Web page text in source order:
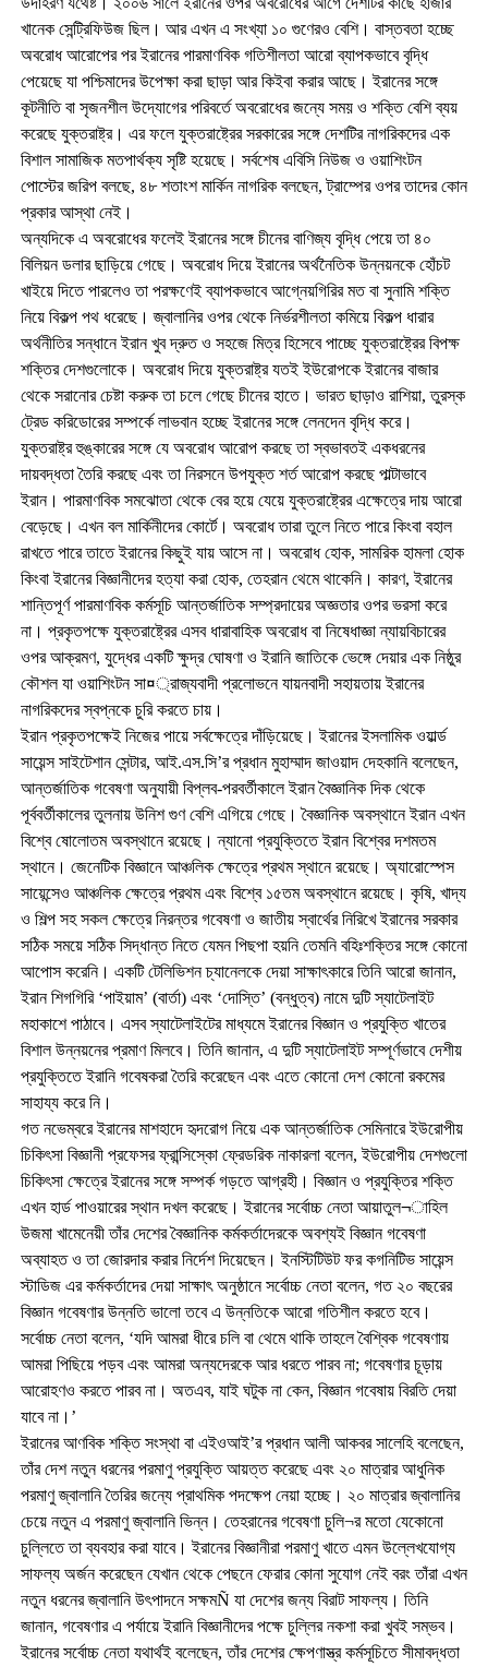
খানেক সেন্ট্রিফিউজ ছিল। আর এখন এ সংখ্যা ১০ গুণেরও বেশি। বাস্তবতা হচ্ছে
অবরোধ আরোপের পর ইরানের পারমাণবিক গতিশীলতা আরো ব্যাপকভাবে বৃদ্ধি
পেয়েছে যা পশ্চিমাদের উপেক্ষা করা ছাড়া আর কিইবা করার আছে। ইরানের সঙ্গে
কূটনীতি বা সৃজনশীল উদ্যোগের পরিবর্তে অবরোধের জন্যে সময় ও শক্তি বেশি ব্যয়
করেছে যুক্তরাষ্ট্র। এর ফলে যুক্তরাষ্ট্রের সরকারের সঙ্গে দেশটির নাগরিকদের এক
বিশাল সামাজিক মতপার্থক্য সৃষ্টি হয়েছে। সর্বশেষ এবিসি নিউজ ও ওয়াশিংটন
পোস্টের জরিপ বলছে, ৪৮ শতাংশ মার্কিন নাগরিক বলছেন, ট্রাম্পের ওপর তাদের কোন
প্রকার আস্থা নেই।
অন্যদিকে এ অবরোধের ফলেই ইরানের সঙ্গে চীনের বাণিজ্য বৃদ্ধি পেয়ে তা ৪০
বিলিয়ন ডলার ছাড়িয়ে গেছে। অবরোধ দিয়ে ইরানের অর্থনৈতিক উন্নয়নকে হোঁচট
খাইয়ে দিতে পারলেও তা পরক্ষণেই ব্যাপকভাবে আগ্নেয়গিরির মত বা সুনামি শক্তি
নিয়ে বিকল্প পথ ধরেছে। জ্বালানির ওপর থেকে নির্ভরশীলতা কমিয়ে বিকল্প ধারার
অর্থনীতির সন্ধানে ইরান খুব দ্রুত ও সহজে মিত্র হিসেবে পাচ্ছে যুক্তরাষ্ট্রের বিপক্ষ
শক্তির দেশগুলোকে। অবরোধ দিয়ে যুক্তরাষ্ট্র যতই ইউরোপকে ইরানের বাজার
থেকে সরানোর চেষ্টা করুক তা চলে গেছে চীনের হাতে। ভারত ছাড়াও রাশিয়া, তুরস্ক
ট্রেড করিডোরের সম্পর্কে লাভবান হচ্ছে ইরানের সঙ্গে লেনদেন বৃদ্ধি করে।
যুক্তরাষ্ট্র হুঙ্কারের সঙ্গে যে অবরোধ আরোপ করছে তা স্বভাবতই একধরনের
দায়বদ্ধতা তৈরি করছে এবং তা নিরসনে উপযুক্ত শর্ত আরোপ করছে পাল্টাভাবে
ইরান। পারমাণবিক সমঝোতা থেকে বের হয়ে যেয়ে যুক্তরাষ্ট্রের এক্ষেত্রে দায় আরো
বেড়েছে। এখন বল মার্কিনীদের কোর্টে। অবরোধ তারা তুলে নিতে পারে কিংবা বহাল
রাখতে পারে তাতে ইরানের কিছুই যায় আসে না। অবরোধ হোক, সামরিক হামলা হোক
কিংবা ইরানের বিজ্ঞানীদের হত্যা করা হোক, তেহরান থেমে থাকেনি। কারণ, ইরানের
শান্তিপূর্ণ পারমাণবিক কর্মসূচি আন্তর্জাতিক সম্প্রদায়ের অজ্ঞতার ওপর ভরসা করে
না। প্রকৃতপক্ষে যুক্তরাষ্ট্রের এসব ধারাবাহিক অবরোধ বা নিষেধাজ্ঞা ন্যায়বিচারের
ওপর আক্রমণ, যুদ্ধের একটি ক্ষুদ্র ঘোষণা ও ইরানি জাতিকে ভেঙ্গে দেয়ার এক নিষ্ঠুর
কৌশল যা ওয়াশিংটন সা¤্রাজ্যবাদী প্রলোভনে যায়নবাদী সহায়তায় ইরানের
নাগরিকদের স্বপ্নকে চুরি করতে চায়।
ইরান প্রকৃতপক্ষেই নিজের পায়ে সর্বক্ষেত্রে দাঁড়িয়েছে। ইরানের ইসলামিক ওয়ার্ল্ড
সায়েন্স সাইটেশান সেন্টার, আই.এস.সি’র প্রধান মুহাম্মাদ জাওয়াদ দেহকানি বলেছেন,
আন্তর্জাতিক গবেষণা অনুযায়ী বিপ্লব-পরবর্তীকালে ইরান বৈজ্ঞানিক দিক থেকে
পূর্ববর্তীকালের তুলনায় উনিশ গুণ বেশি এগিয়ে গেছে। বৈজ্ঞানিক অবস্থানে ইরান এখন
বিশ্বে ষোলোতম অবস্থানে রয়েছে। ন্যানো প্রযুক্তিতে ইরান বিশ্বের দশমতম
স্থানে। জেনেটিক বিজ্ঞানে আঞ্চলিক ক্ষেত্রে প্রথম স্থানে রয়েছে। অ্যারোস্পেস
সায়েন্সেও আঞ্চলিক ক্ষেত্রে প্রথম এবং বিশ্বে ১৫তম অবস্থানে রয়েছে। কৃষি, খাদ্য
ও শিল্প সহ সকল ক্ষেত্রে নিরন্তর গবেষণা ও জাতীয় স্বার্থের নিরিখে ইরানের সরকার
সঠিক সময়ে সঠিক সিদ্ধান্ত নিতে যেমন পিছপা হয়নি তেমনি বহিঃশক্তির সঙ্গে কোনো
আপোস করেনি। একটি টেলিভিশন চ্যানেলকে দেয়া সাক্ষাৎকারে তিনি আরো জানান,
ইরান শিগগিরি ‘পাইয়াম’ (বার্তা) এবং ‘দোস্তি’ (বন্ধুত্ব) নামে দুটি স্যাটেলাইট
মহাকাশে পাঠাবে। এসব স্যাটেলাইটের মাধ্যমে ইরানের বিজ্ঞান ও প্রযুক্তি খাতের
বিশাল উন্নয়নের প্রমাণ মিলবে। তিনি জানান, এ দুটি স্যাটেলাইট সম্পূর্ণভাবে দেশীয়
প্রযুক্তিতে ইরানি গবেষকরা তৈরি করেছেন এবং এতে কোনো দেশ কোনো রকমের
সাহায্য করে নি।
গত নভেম্বরে ইরানের মাশহাদে হৃদরোগ নিয়ে এক আন্তর্জাতিক সেমিনারে ইউরোপীয়
চিকিৎসা বিজ্ঞানী প্রফেসর ফ্রান্সিস্কো ফ্রেডরিক নাকারলা বলেন, ইউরোপীয় দেশগুলো
চিকিৎসা ক্ষেত্রে ইরানের সঙ্গে সম্পর্ক গড়তে আগ্রহী। বিজ্ঞান ও প্রযুক্তির শক্তি
এখন হার্ড পাওয়ারের স্থান দখল করেছে। ইরানের সর্বোচ্চ নেতা আয়াতুল¬াহিল
উজমা খামেনেয়ী তাঁর দেশের বৈজ্ঞানিক কর্মকর্তাদেরকে অবশ্যই বিজ্ঞান গবেষণা
অব্যাহত ও তা জোরদার করার নির্দেশ দিয়েছেন। ইনস্টিটিউট ফর কগনিটিভ সায়েন্স
স্টাডিজ এর কর্মকর্তাদের দেয়া সাক্ষাৎ অনুষ্ঠানে সর্বোচ্চ নেতা বলেন, গত ২০ বছরের
বিজ্ঞান গবেষণার উন্নতি ভালো তবে এ উন্নতিকে আরো গতিশীল করতে হবে।
সর্বোচ্চ নেতা বলেন, ‘যদি আমরা ধীরে চলি বা থেমে থাকি তাহলে বৈশ্বিক গবেষণায়
আমরা পিছিয়ে পড়ব এবং আমরা অন্যদেরকে আর ধরতে পারব না; গবেষণার চূড়ায়
আরোহণও করতে পারব না। অতএব, যাই ঘটুক না কেন, বিজ্ঞান গবেষায় বিরতি দেয়া
যাবে না।’
ইরানের আণবিক শক্তি সংস্থা বা এইওআই’র প্রধান আলী আকবর সালেহি বলেছেন,
তাঁর দেশ নতুন ধরনের পরমাণু প্রযুক্তি আয়ত্ত করেছে এবং ২০ মাত্রার আধুনিক
পরমাণু জ্বালানি তৈরির জন্যে প্রাথমিক পদক্ষেপ নেয়া হচ্ছে। ২০ মাত্রার জ্বালানির
চেয়ে নতুন এ পরমাণু জ্বালানি ভিন্ন। তেহরানের গবেষণা চুলি¬র মতো যেকোনো
চুল্লিতে তা ব্যবহার করা যাবে। ইরানের বিজ্ঞানীরা পরমাণু খাতে এমন উল্লেখযোগ্য
সাফল্য অর্জন করেছেন যেখান থেকে পেছনে ফেরার কোনা সুযোগ নেই বরং তাঁরা এখন
নতুন ধরনের জ্বালানি উৎপাদনে সক্ষমÑ যা দেশের জন্য বিরাট সাফল্য। তিনি
জানান, গবেষণার এ পর্যায়ে ইরানি বিজ্ঞানীদের পক্ষে চুল্লির নকশা করা খুবই সম্ভব।
ইরানের সর্বোচ্চ নেতা যথার্থই বলেছেন, তাঁর দেশের ক্ষেপণাস্ত্র কর্মসূচিতে সীমাবদ্ধতা